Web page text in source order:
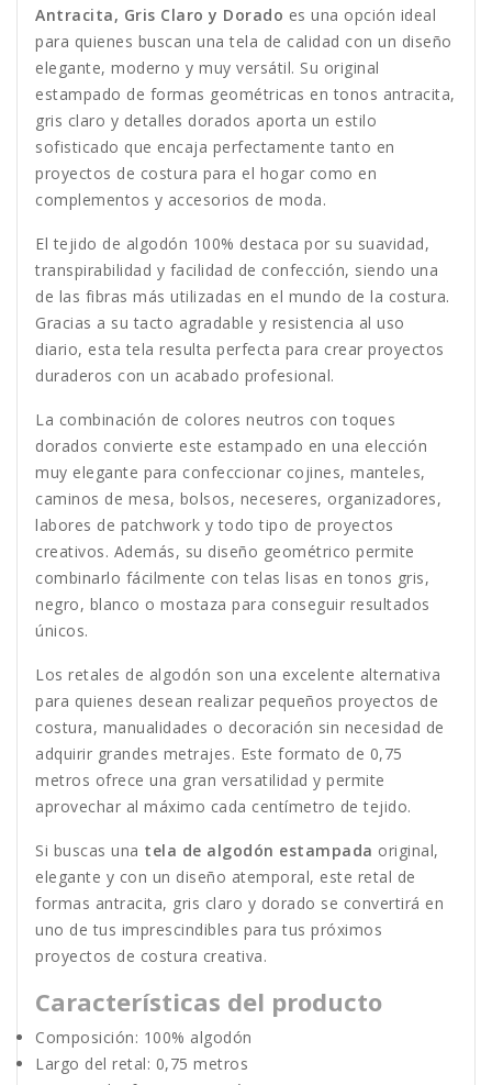
Antracita, Gris Claro y Dorado es una opción ideal
para quienes buscan una tela de calidad con un diseño
elegante, moderno y muy versátil. Su original
estampado de formas geométricas en tonos antracita,
gris claro y detalles dorados aporta un estilo
sofisticado que encaja perfectamente tanto en
proyectos de costura para el hogar como en
complementos y accesorios de moda.
El tejido de algodón 100% destaca por su suavidad,
transpirabilidad y facilidad de confección, siendo una
de las fibras más utilizadas en el mundo de la costura.
Gracias a su tacto agradable y resistencia al uso
diario, esta tela resulta perfecta para crear proyectos
duraderos con un acabado profesional.
La combinación de colores neutros con toques
dorados convierte este estampado en una elección
muy elegante para confeccionar cojines, manteles,
caminos de mesa, bolsos, neceseres, organizadores,
labores de patchwork y todo tipo de proyectos
creativos. Además, su diseño geométrico permite
combinarlo fácilmente con telas lisas en tonos gris,
negro, blanco o mostaza para conseguir resultados
únicos.
Los retales de algodón son una excelente alternativa
para quienes desean realizar pequeños proyectos de
costura, manualidades o decoración sin necesidad de
adquirir grandes metrajes. Este formato de 0,75
metros ofrece una gran versatilidad y permite
aprovechar al máximo cada centímetro de tejido.
Si buscas una tela de algodón estampada original,
elegante y con un diseño atemporal, este retal de
formas antracita, gris claro y dorado se convertirá en
uno de tus imprescindibles para tus próximos
proyectos de costura creativa.
Características del producto
Composición: 100% algodón
Largo del retal: 0,75 metros